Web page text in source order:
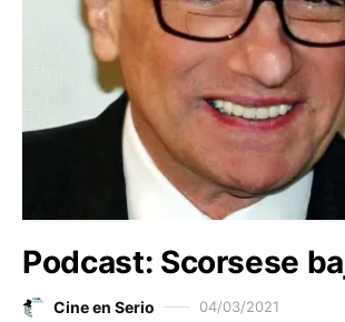
Podcast: Scorsese
Cine en Serio 04/03/2021